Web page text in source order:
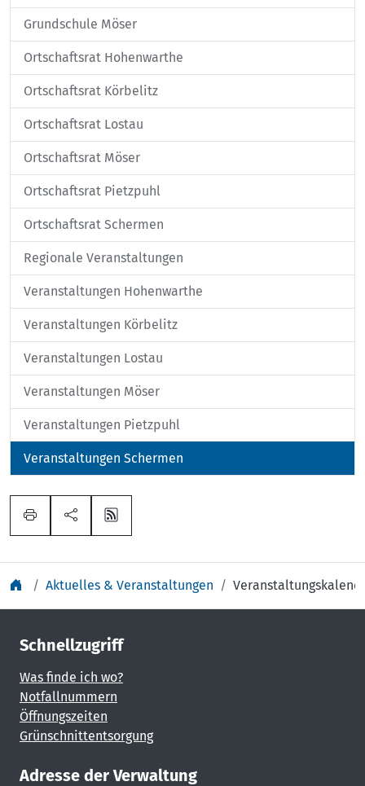
Grundschule Möser
Ortschaftsrat Hohenwarthe
Ortschaftsrat Körbelitz
Ortschaftsrat Lostau
Ortschaftsrat Möser
Ortschaftsrat Pietzpuhl
Ortschaftsrat Schermen
Regionale Veranstaltungen
Veranstaltungen Hohenwarthe
Veranstaltungen Körbelitz
Veranstaltungen Lostau
Veranstaltungen Möser
Veranstaltungen Pietzpuhl
Veranstaltungen Schermen
Aktuelles & Veranstaltungen
Schnellzugriff
Was finde ich wo?
Notfallnummern
Öffnungszeiten
Grünschnittentsorgung
Adresse der Verwaltung